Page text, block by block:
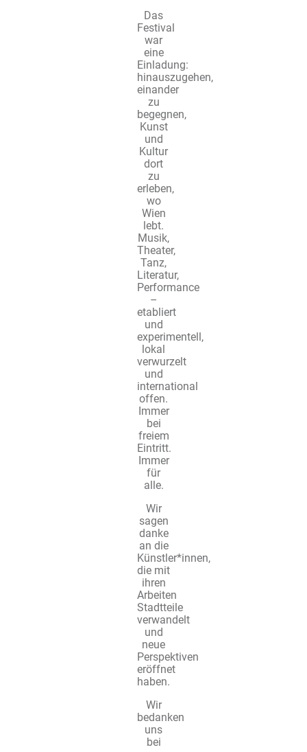
Das
Festival
war
eine
Einladung:
hinauszugehen,
einander
zu
begegnen,
Kunst
und
Kultur
dort
zu
erleben,
wo
Wien
lebt.
Musik,
Theater,
Tanz,
Literatur,
Performance
–
etabliert
und
experimentell,
lokal
verwurzelt
und
international
offen.
Immer
bei
freiem
Eintritt.
Immer
für
alle.
Wir
sagen
danke
an die
Künstler*innen,
die mit
ihren
Arbeiten
Stadtteile
verwandelt
und
neue
Perspektiven
eröffnet
haben.
Wir
bedanken
uns
bei